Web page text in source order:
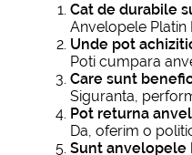
Cat de durabile
Anvelopele Platin
Unde pot
Poti cumpara
Care sunt
Siguranta,
Pot returna
Da, oferim o
Sunt anvelopele